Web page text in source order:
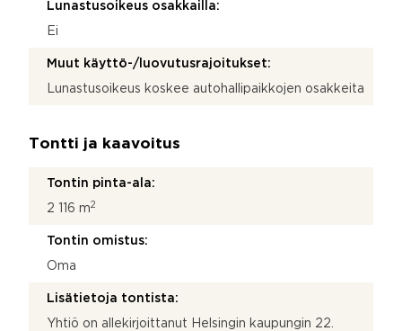
Lunastusoikeus osakkailla:
Ei
Muut käyttö-/luovutusrajoitukset:
Lunastusoikeus koskee autohallipaikkojen osakkeita
Tontti ja kaavoitus
Tontin pinta-ala:
2 116 m2
Tontin omistus:
Oma
Lisätietoja tontista:
Yhtiö on allekirjoittanut Helsingin kaupungin 22.